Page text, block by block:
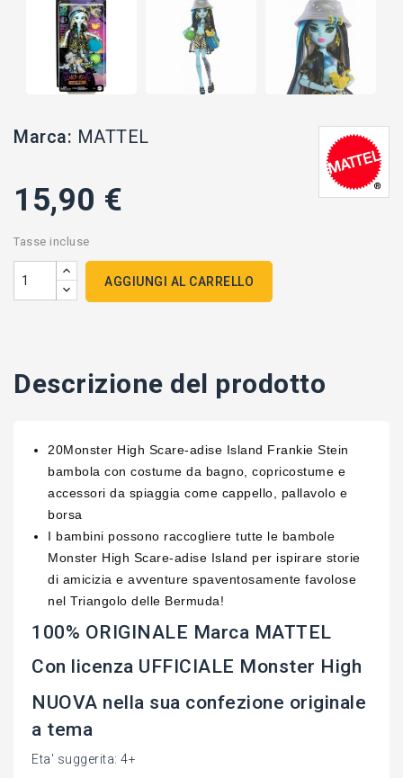
Marca: MATTEL
15,90 €
Tasse incluse
AGGIUNGI AL CARRELLO
Descrizione del prodotto
20Monster High Scare-adise Island Frankie Stein
bambola con costume da bagno, copricostume e
accessori da spiaggia come cappello, pallavolo e
borsa
I bambini possono raccogliere tutte le bambole
Monster High Scare-adise Island per ispirare storie
di amicizia e avventure spaventosamente favolose
nel Triangolo delle Bermuda!
100% ORIGINALE Marca MATTEL
Con licenza UFFICIALE Monster High
NUOVA nella sua confezione originale
a tema
Eta' suggerita: 4+